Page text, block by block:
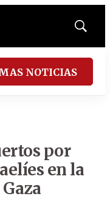
Mostrar
NOTICIAS
por
en la